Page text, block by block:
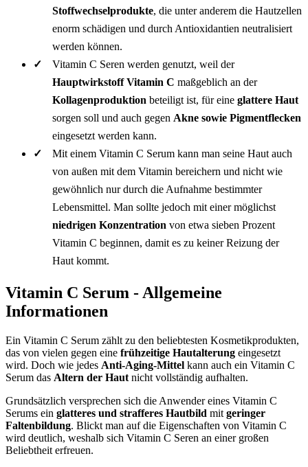
Stoffwechselprodukte, die unter anderem die Hautzellen
enorm schädigen und durch Antioxidantien neutralisiert
werden können.
Vitamin C Seren werden genutzt, weil der
Hauptwirkstoff Vitamin C maßgeblich an der
Kollagenproduktion beteiligt ist, für eine glattere Haut
sorgen soll und auch gegen Akne sowie Pigmentflecken
eingesetzt werden kann.
Mit einem Vitamin C Serum kann man seine Haut auch
von außen mit dem Vitamin bereichern und nicht wie
gewöhnlich nur durch die Aufnahme bestimmter
Lebensmittel. Man sollte jedoch mit einer möglichst
niedrigen Konzentration von etwa sieben Prozent
Vitamin C beginnen, damit es zu keiner Reizung der
Haut kommt.
Vitamin C Serum - Allgemeine
Informationen
Ein Vitamin C Serum zählt zu den beliebtesten Kosmetikprodukten,
das von vielen gegen eine frühzeitige Hautalterung eingesetzt
wird. Doch wie jedes Anti-Aging-Mittel kann auch ein Vitamin C
Serum das Altern der Haut nicht vollständig aufhalten.
Grundsätzlich versprechen sich die Anwender eines Vitamin C
Serums ein glatteres und strafferes Hautbild mit geringer
Faltenbildung. Blickt man auf die Eigenschaften von Vitamin C
wird deutlich, weshalb sich Vitamin C Seren an einer großen
Beliebtheit erfreuen.